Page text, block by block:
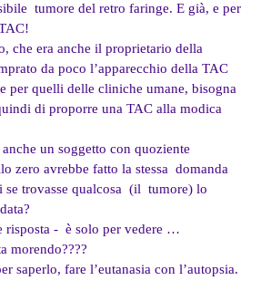
tumore del retro faringe. E già, e per
che era anche il proprietario della
da poco l’apparecchio della TAC
per quelli delle cliniche umane, bisogna
di proporre una TAC alla modica
un soggetto con quoziente
zero avrebbe fatto la stessa domanda
se trovasse qualcosa (il tumore) lo
risposta - è solo per vedere …
morendo????
saperlo, fare l’eutanasia con l’autopsia.